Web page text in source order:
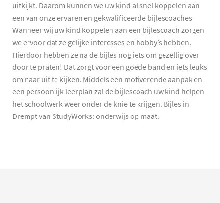
uitkijkt. Daarom kunnen we uw kind al snel koppelen aan
een van onze ervaren en gekwalificeerde bijlescoaches.
Wanneer wij uw kind koppelen aan een bijlescoach zorgen
we ervoor dat ze gelijke interesses en hobby’s hebben.
Hierdoor hebben ze na de bijles nog iets om gezellig over
door te praten! Dat zorgt voor een goede band en iets leuks
om naar uit te kijken. Middels een motiverende aanpak en
een persoonlijk leerplan zal de bijlescoach uw kind helpen
het schoolwerk weer onder de knie te krijgen. Bijles in
Drempt van StudyWorks: onderwijs op maat.